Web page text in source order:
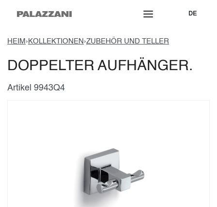
DE
HEIM › KOLLEKTIONEN ›ZUBEHÖR UND TELLER
DOPPELTER AUFHÄNGER.
Artikel 9943Q4